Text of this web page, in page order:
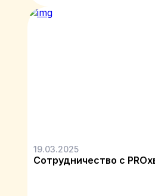
19.03.2025
Сотрудничество с